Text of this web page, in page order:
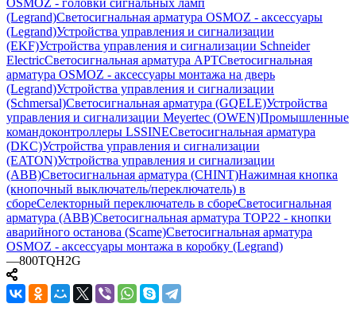
OSMOZ - головки сигнальных ламп
(Legrand)Светосигнальная арматура OSMOZ - аксессуары
(Legrand)Устройства управления и сигнализации
(EKF)Устройства управления и сигнализации Schneider
ElectricСветосигнальная арматура APTСветосигнальная
арматура OSMOZ - аксессуары монтажа на дверь
(Legrand)Устройства управления и сигнализации
(Schmersal)Светосигнальная арматура (GQELE)Устройства
управления и сигнализации Meyertec (OWEN)Промышленные
командоконтроллеры LSSINEСветосигнальная арматура
(DKC)Устройства управления и сигнализации
(EATON)Устройства управления и сигнализации
(ABB)Светосигнальная арматура (CHINT)Нажимная кнопка
(кнопочный выключатель/переключатель) в
сбореСелекторный переключатель в сбореСветосигнальная
арматура (ABB)Светосигнальная арматура TOP22 - кнопки
аварийного останова (Scame)Светосигнальная арматура
OSMOZ - аксессуары монтажа в коробку (Legrand)
—800TQH2G